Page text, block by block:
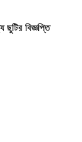
ছুটির বিজ্ঞপ্তি